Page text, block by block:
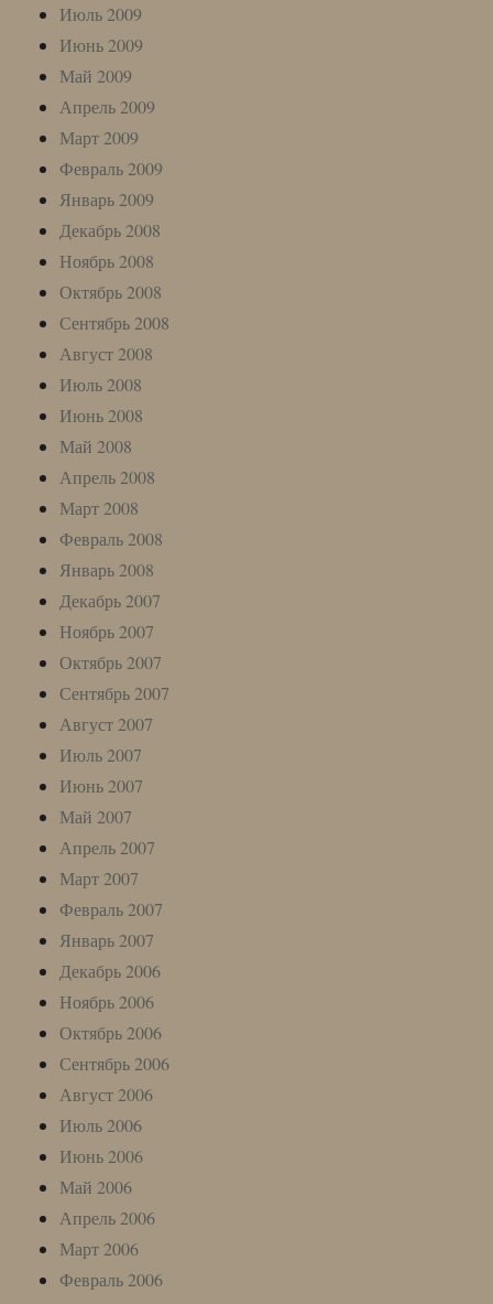
Июль 2009
Июнь 2009
Май 2009
Апрель 2009
Март 2009
Февраль 2009
Январь 2009
Декабрь 2008
Ноябрь 2008
Октябрь 2008
Сентябрь 2008
Август 2008
Июль 2008
Июнь 2008
Май 2008
Апрель 2008
Март 2008
Февраль 2008
Январь 2008
Декабрь 2007
Ноябрь 2007
Октябрь 2007
Сентябрь 2007
Август 2007
Июль 2007
Июнь 2007
Май 2007
Апрель 2007
Март 2007
Февраль 2007
Январь 2007
Декабрь 2006
Ноябрь 2006
Октябрь 2006
Сентябрь 2006
Август 2006
Июль 2006
Июнь 2006
Май 2006
Апрель 2006
Март 2006
Февраль 2006